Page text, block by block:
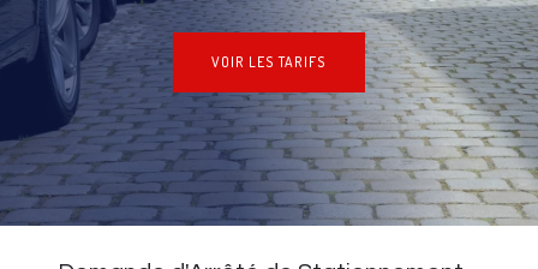
VOIR LES TARIFS
NOS TARIFS